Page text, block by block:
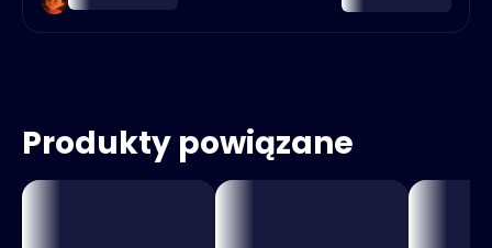
Produkty powiązane